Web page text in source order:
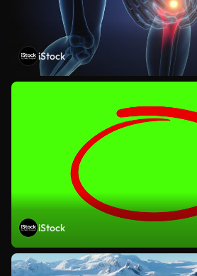
iStock
iStock